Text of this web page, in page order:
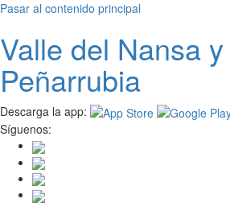
Pasar al contenido principal
Valle del Nansay
Peñarrubia
Descarga la app:
Síguenos: